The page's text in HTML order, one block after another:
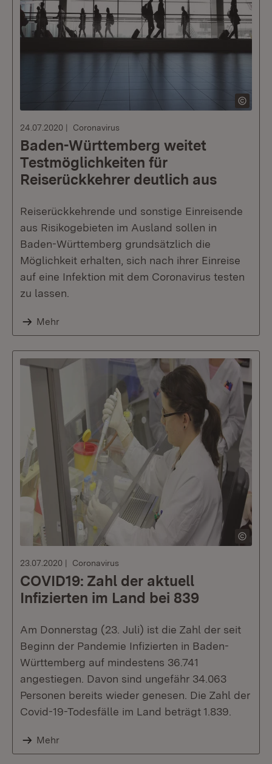
24.07.2020 Coronavirus
Baden-Württemberg weitet
Testmöglichkeiten für
Reiserückkehrer deutlich aus
Reiserückkehrende und sonstige Einreisende
aus Risikogebieten im Ausland sollen in
Baden-Württemberg grundsätzlich die
Möglichkeit erhalten, sich nach ihrer Einreise
auf eine Infektion mit dem Coronavirus testen
zu lassen.
Mehr
23.07.2020 Coronavirus
COVID19: Zahl der aktuell
Infizierten im Land bei 839
Am Donnerstag (23. Juli) ist die Zahl der seit
Beginn der Pandemie Infizierten in Baden-
Württemberg auf mindestens 36.741
angestiegen. Davon sind ungefähr 34.063
Personen bereits wieder genesen. Die Zahl der
Covid-19-Todesfälle im Land beträgt 1.839.
Mehr